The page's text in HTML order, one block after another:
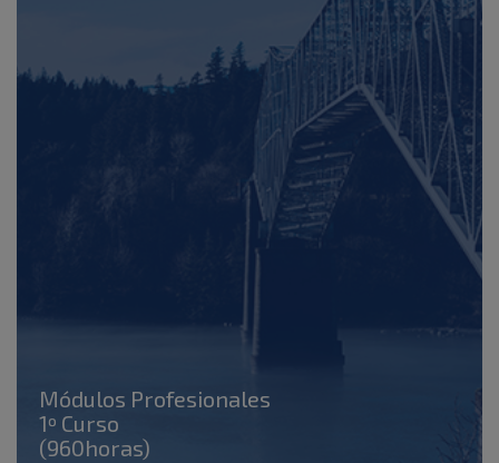
Módulos Profesionales
1º Curso
(960horas)